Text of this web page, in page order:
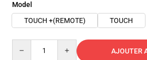
Model
TOUCH +(REMOTE)
TOUCH
AJOUTER